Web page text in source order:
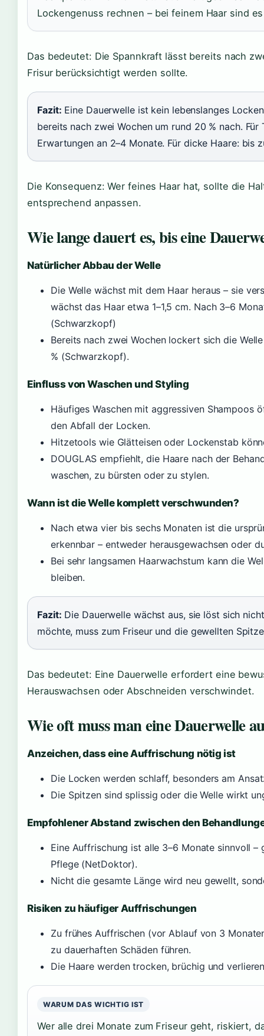
Lockengenuss rechnen – bei feinem Haar sind
Das bedeutet: Die Spannkraft lässt bereits nach
Frisur berücksichtigt werden sollte.
Fazit: Eine Dauerwelle ist kein lebenslanges
bereits nach zwei Wochen um rund 20 % nach.
Erwartungen an 2–4 Monate. Für dicke Haare: bis
Die Konsequenz: Wer feines Haar hat, sollte die
entsprechend anpassen.
Wie lange dauert es, bis eine
Natürlicher Abbau der Welle
Die Welle wächst mit dem Haar heraus – sie
wächst das Haar etwa 1–1,5 cm. Nach 3–6
(Schwarzkopf)
Bereits nach zwei Wochen lockert sich die
% (Schwarzkopf).
Einfluss von Waschen und Styling
Häufiges Waschen mit aggressiven Shampoos
den Abfall der Locken.
Hitzetools wie Glätteisen oder Lockenstab
DOUGLAS empfiehlt, die Haare nach der
waschen, zu bürsten oder zu stylen.
Wann ist die Welle komplett verschwunden?
Nach etwa vier bis sechs Monaten ist die
erkennbar – entweder herausgewachsen oder
Bei sehr langsamen Haarwachstum kann die
bleiben.
Fazit: Die Dauerwelle wächst aus, sie löst sich
möchte, muss zum Friseur und die gewellten
Das bedeutet: Eine Dauerwelle erfordert eine
Herauswachsen oder Abschneiden verschwindet.
Wie oft muss man eine Dauerwelle
Anzeichen, dass eine Auffrischung nötig ist
Die Locken werden schlaff, besonders am
Die Spitzen sind splissig oder die Welle wirkt
Empfohlener Abstand zwischen den
Eine Auffrischung ist alle 3–6 Monate sinnvoll –
Pflege (NetDoktor).
Nicht die gesamte Länge wird neu gewellt,
Risiken zu häufiger Auffrischungen
Zu frühes Auffrischen (vor Ablauf von 3
zu dauerhaften Schäden führen.
Die Haare werden trocken, brüchig und
WARUM DAS WICHTIG IST
Wer alle drei Monate zum Friseur geht, riskiert,